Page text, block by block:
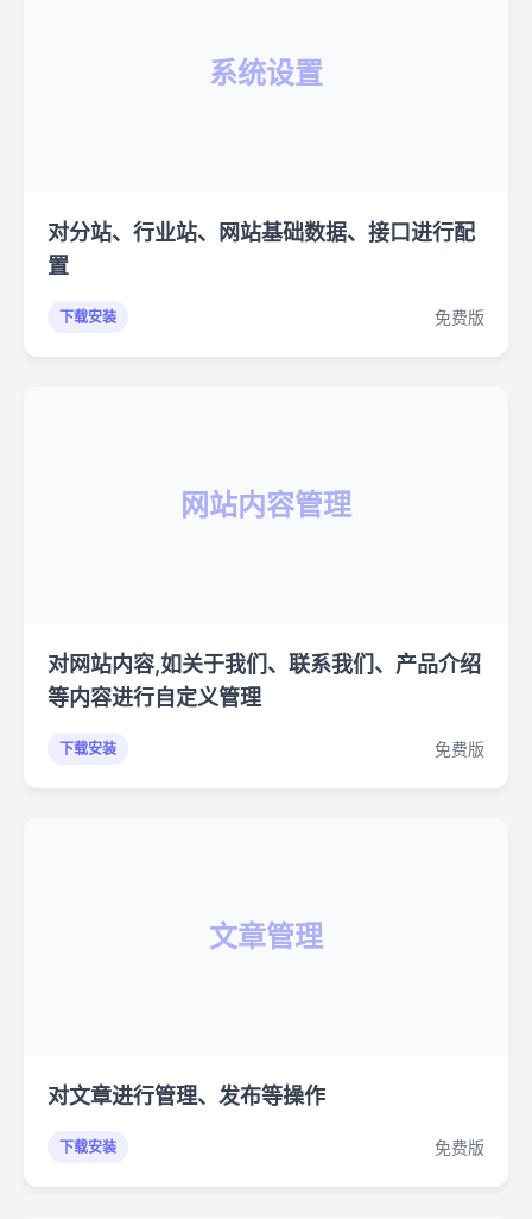
系统设置
对分站、行业站、网站基础数据、接口进行配
置
下载安装 免费版
网站内容管理
对网站内容,如关于我们、联系我们、产品介绍
等内容进行自定义管理
下载安装 免费版
文章管理
对文章进行管理、发布等操作
下载安装 免费版